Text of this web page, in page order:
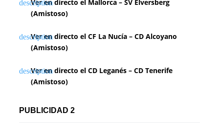
Ver en directo el Mallorca – SV Elversberg
(Amistoso)
Ver en directo el CF La Nucía – CD Alcoyano
(Amistoso)
Ver en directo el CD Leganés – CD Tenerife
(Amistoso)
PUBLICIDAD 2